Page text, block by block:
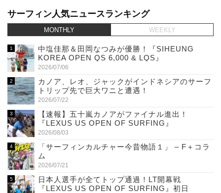
サーフィン人気ニュースランキング
MONTHLY WEEKLY
中塩佳那＆田岡なつみが優勝！『SIHEUNG
KOREA OPEN QS 6,000 & LQS』
2026/07/06
カノア、レオ、ジャックがインドネシアのサーフ
トリップ先で巨大ワニと遭遇！
2026/07/22
【速報】五十嵐カノアがファイナル進出！
『LEXUS US OPEN OF SURFING』
2026/08/03
「サーフィンカルチャー今昔物語１」 – F＋コラ
ム
2026/07/21
日本人選手が全てトップ通過！LT開幕戦
『LEXUS US OPEN OF SURFING』初日